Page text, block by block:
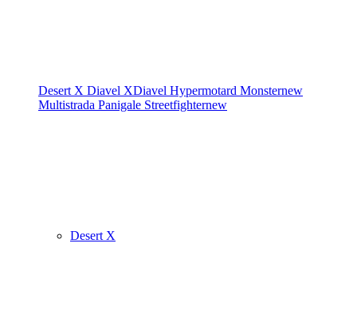
Desert X Diavel XDiavel Hypermotard Monsternew
Multistrada Panigale Streetfighternew
Desert X